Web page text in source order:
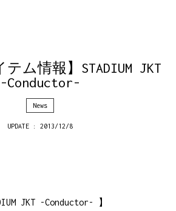
テム情報】STADIUM JKT
-Conductor-
News
UPDATE : 2013/12/8
JKT -Conductor- 】